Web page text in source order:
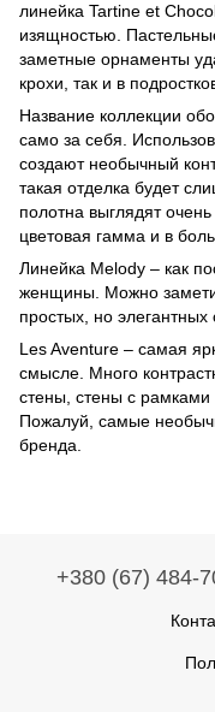
линейка Tartine et
изящностью.
заметные орнаменты
крохи, так и в
Название коллекции
само за себя.
создают необычный
такая отделка будет
полотна выглядят
цветовая гамма и в
Линейка Melody – как
женщины. Можно
простых, но элегантных
Les Aventure – самая
смысле. Много
стены, стены с
Пожалуй, самые
бренда.
+380 (67) 484-